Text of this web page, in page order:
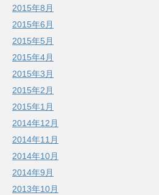
2015年8月
2015年6月
2015年5月
2015年4月
2015年3月
2015年2月
2015年1月
2014年12月
2014年11月
2014年10月
2014年9月
2013年10月